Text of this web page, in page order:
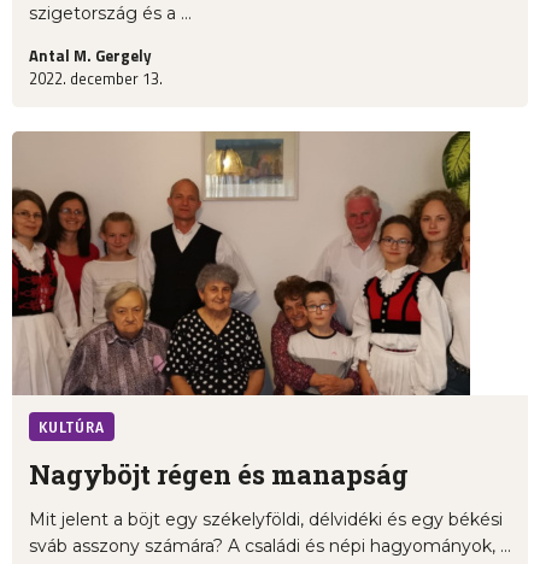
szigetország és a ...
Antal M. Gergely
2022. december 13.
KULTÚRA
Nagyböjt régen és manapság
Mit jelent a böjt egy székelyföldi, délvidéki és egy békési
sváb asszony számára? A családi és népi hagyományok, ...